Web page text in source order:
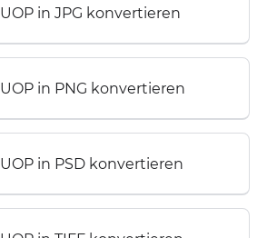
UOP in JPG konvertieren
UOP in PNG konvertieren
UOP in PSD konvertieren